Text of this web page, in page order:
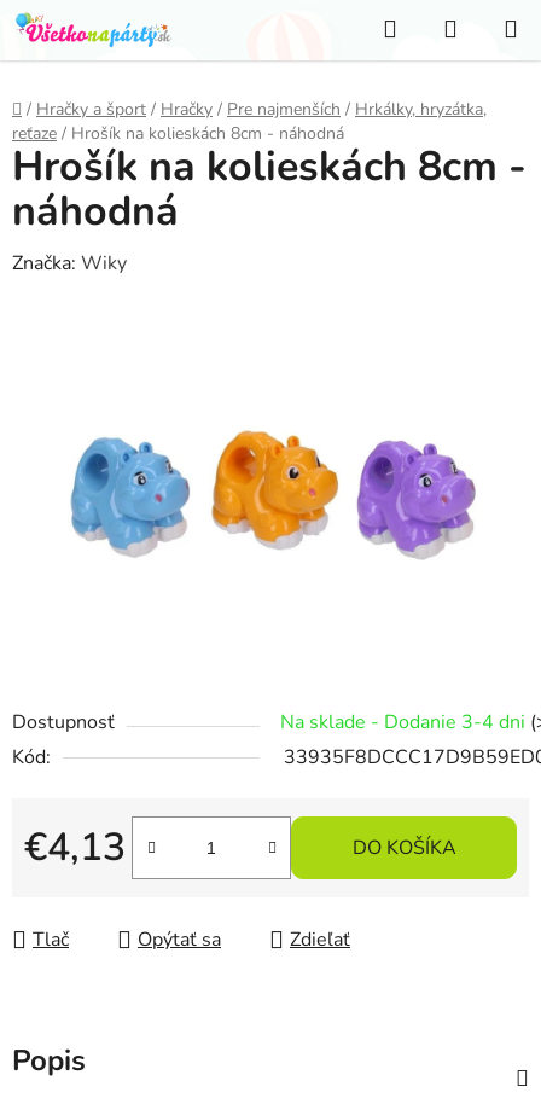
Prejsť
na
obsah
Hľadať
KOŠÍK
Domov
/ Hračky a šport / Hračky / Pre najmenších / Hrkálky, hryzátka,
reťaze / Hrošík na kolieskách 8cm - náhodná
Dostupnosť Na sklade - Dodanie 3-4 dni
Kód:
€4,13
Jednotková cena:
DO KOŠÍKA
Tlač Opýtať sa Zdieľať
Hrošík na kolieskách 8cm -
náhodná
Značka: Wiky
Popis